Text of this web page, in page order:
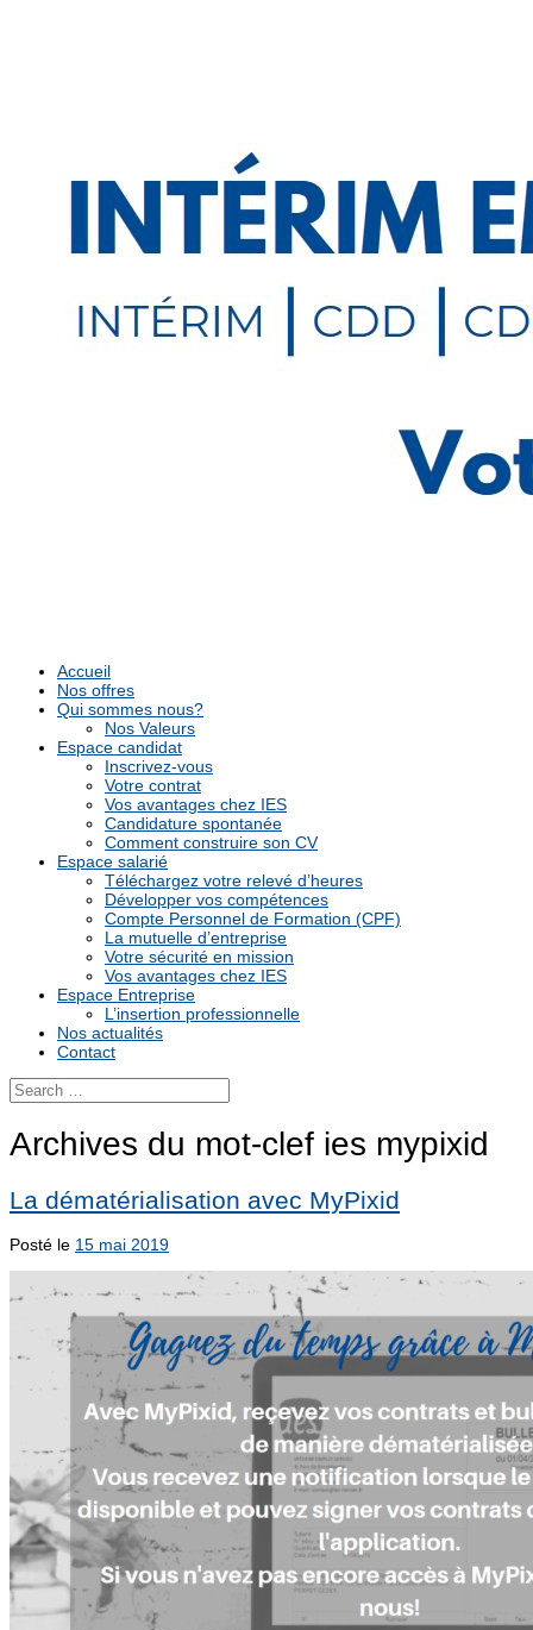
Accueil
Nos offres
Qui sommes nous?
Nos Valeurs
Espace candidat
Inscrivez-vous
Votre contrat
Vos avantages chez IES
Candidature spontanée
Comment construire son CV
Espace salarié
Téléchargez votre relevé d’heures
Développer vos compétences
Compte Personnel de Formation (CPF)
La mutuelle d’entreprise
Votre sécurité en mission
Vos avantages chez IES
Espace Entreprise
L’insertion professionnelle
Nos actualités
Contact
Archives du mot-clef ies mypixid
La dématérialisation avec MyPixid
Posté le 15 mai 2019